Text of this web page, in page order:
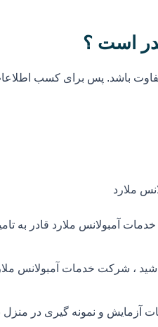
است ؟
باشد. پس برای کسب اطلاعات
ملارد
آمبولانس ملارد قادر به
، شرکت خدمات آمبولانس
و نمونه گیری در منزل